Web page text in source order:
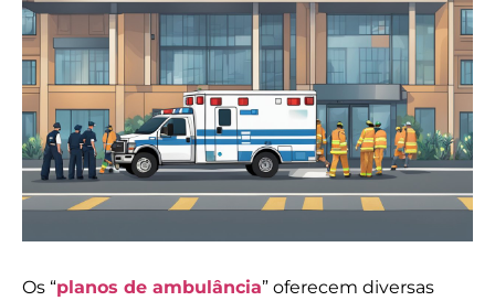
Os “planos de ambulância” oferecem diversas